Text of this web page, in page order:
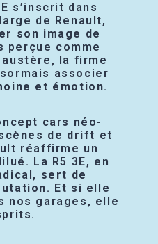
s’inscrit dans
de Renault,
son image de
perçue comme
la firme
associer
et émotion.
cars néo-
de drift et
réaffirme un
La R5 3E, en
sert de
. Et si elle
nos garages, elle